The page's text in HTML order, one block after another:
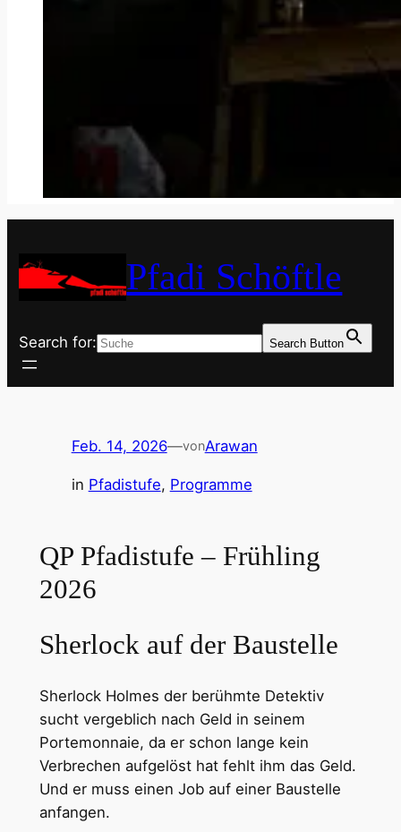
Pfadi Schöftle
Search for: Search Button
Feb. 14, 2026—vonArawan
in Pfadistufe, Programme
QP Pfadistufe – Frühling
2026
Sherlock auf der Baustelle
Sherlock Holmes der berühmte Detektiv
sucht vergeblich nach Geld in seinem
Portemonnaie, da er schon lange kein
Verbrechen aufgelöst hat fehlt ihm das Geld.
Und er muss einen Job auf einer Baustelle
anfangen.